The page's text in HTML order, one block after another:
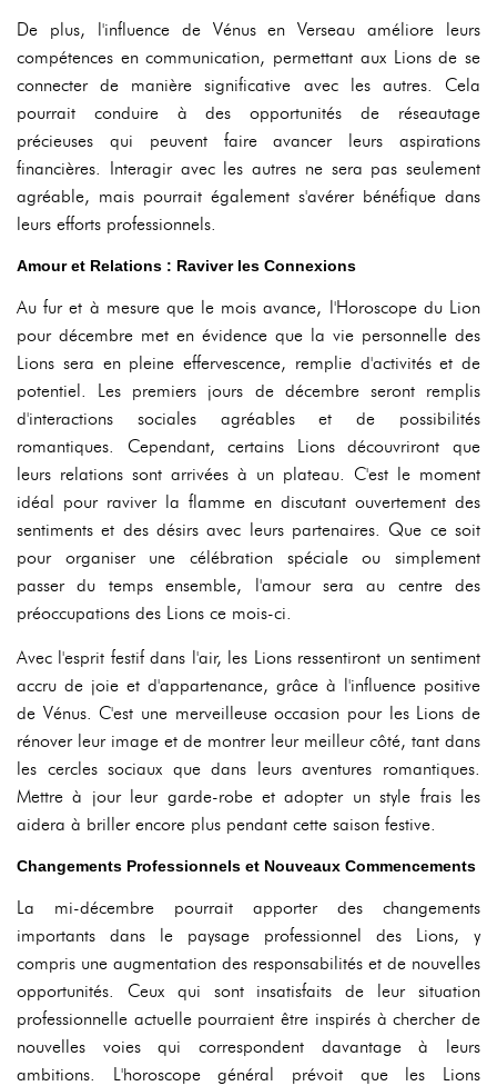
De plus, l'influence de Vénus en Verseau améliore leurs
compétences en communication, permettant aux Lions de se
connecter de manière significative avec les autres. Cela
pourrait conduire à des opportunités de réseautage
précieuses qui peuvent faire avancer leurs aspirations
financières. Interagir avec les autres ne sera pas seulement
agréable, mais pourrait également s'avérer bénéfique dans
leurs efforts professionnels.
Amour et Relations : Raviver les Connexions
Au fur et à mesure que le mois avance, l'Horoscope du Lion
pour décembre met en évidence que la vie personnelle des
Lions sera en pleine effervescence, remplie d'activités et de
potentiel. Les premiers jours de décembre seront remplis
d'interactions sociales agréables et de possibilités
romantiques. Cependant, certains Lions découvriront que
leurs relations sont arrivées à un plateau. C'est le moment
idéal pour raviver la flamme en discutant ouvertement des
sentiments et des désirs avec leurs partenaires. Que ce soit
pour organiser une célébration spéciale ou simplement
passer du temps ensemble, l'amour sera au centre des
préoccupations des Lions ce mois-ci.
Avec l'esprit festif dans l'air, les Lions ressentiront un sentiment
accru de joie et d'appartenance, grâce à l'influence positive
de Vénus. C'est une merveilleuse occasion pour les Lions de
rénover leur image et de montrer leur meilleur côté, tant dans
les cercles sociaux que dans leurs aventures romantiques.
Mettre à jour leur garde-robe et adopter un style frais les
aidera à briller encore plus pendant cette saison festive.
Changements Professionnels et Nouveaux Commencements
La mi-décembre pourrait apporter des changements
importants dans le paysage professionnel des Lions, y
compris une augmentation des responsabilités et de nouvelles
opportunités. Ceux qui sont insatisfaits de leur situation
professionnelle actuelle pourraient être inspirés à chercher de
nouvelles voies qui correspondent davantage à leurs
ambitions. L'horoscope général prévoit que les Lions